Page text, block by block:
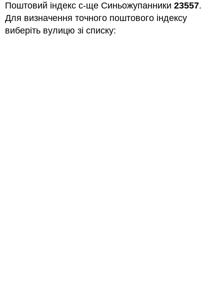
Поштовий індекс с-ще Синьожупанники 23557.
Для визначення точного поштового індексу
виберіть вулицю зі списку: